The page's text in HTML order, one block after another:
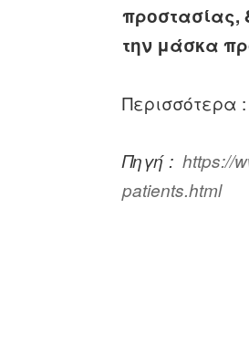
προστασίας,
την μάσκα
Περισσότερα :
Πηγή :https://
patients.html